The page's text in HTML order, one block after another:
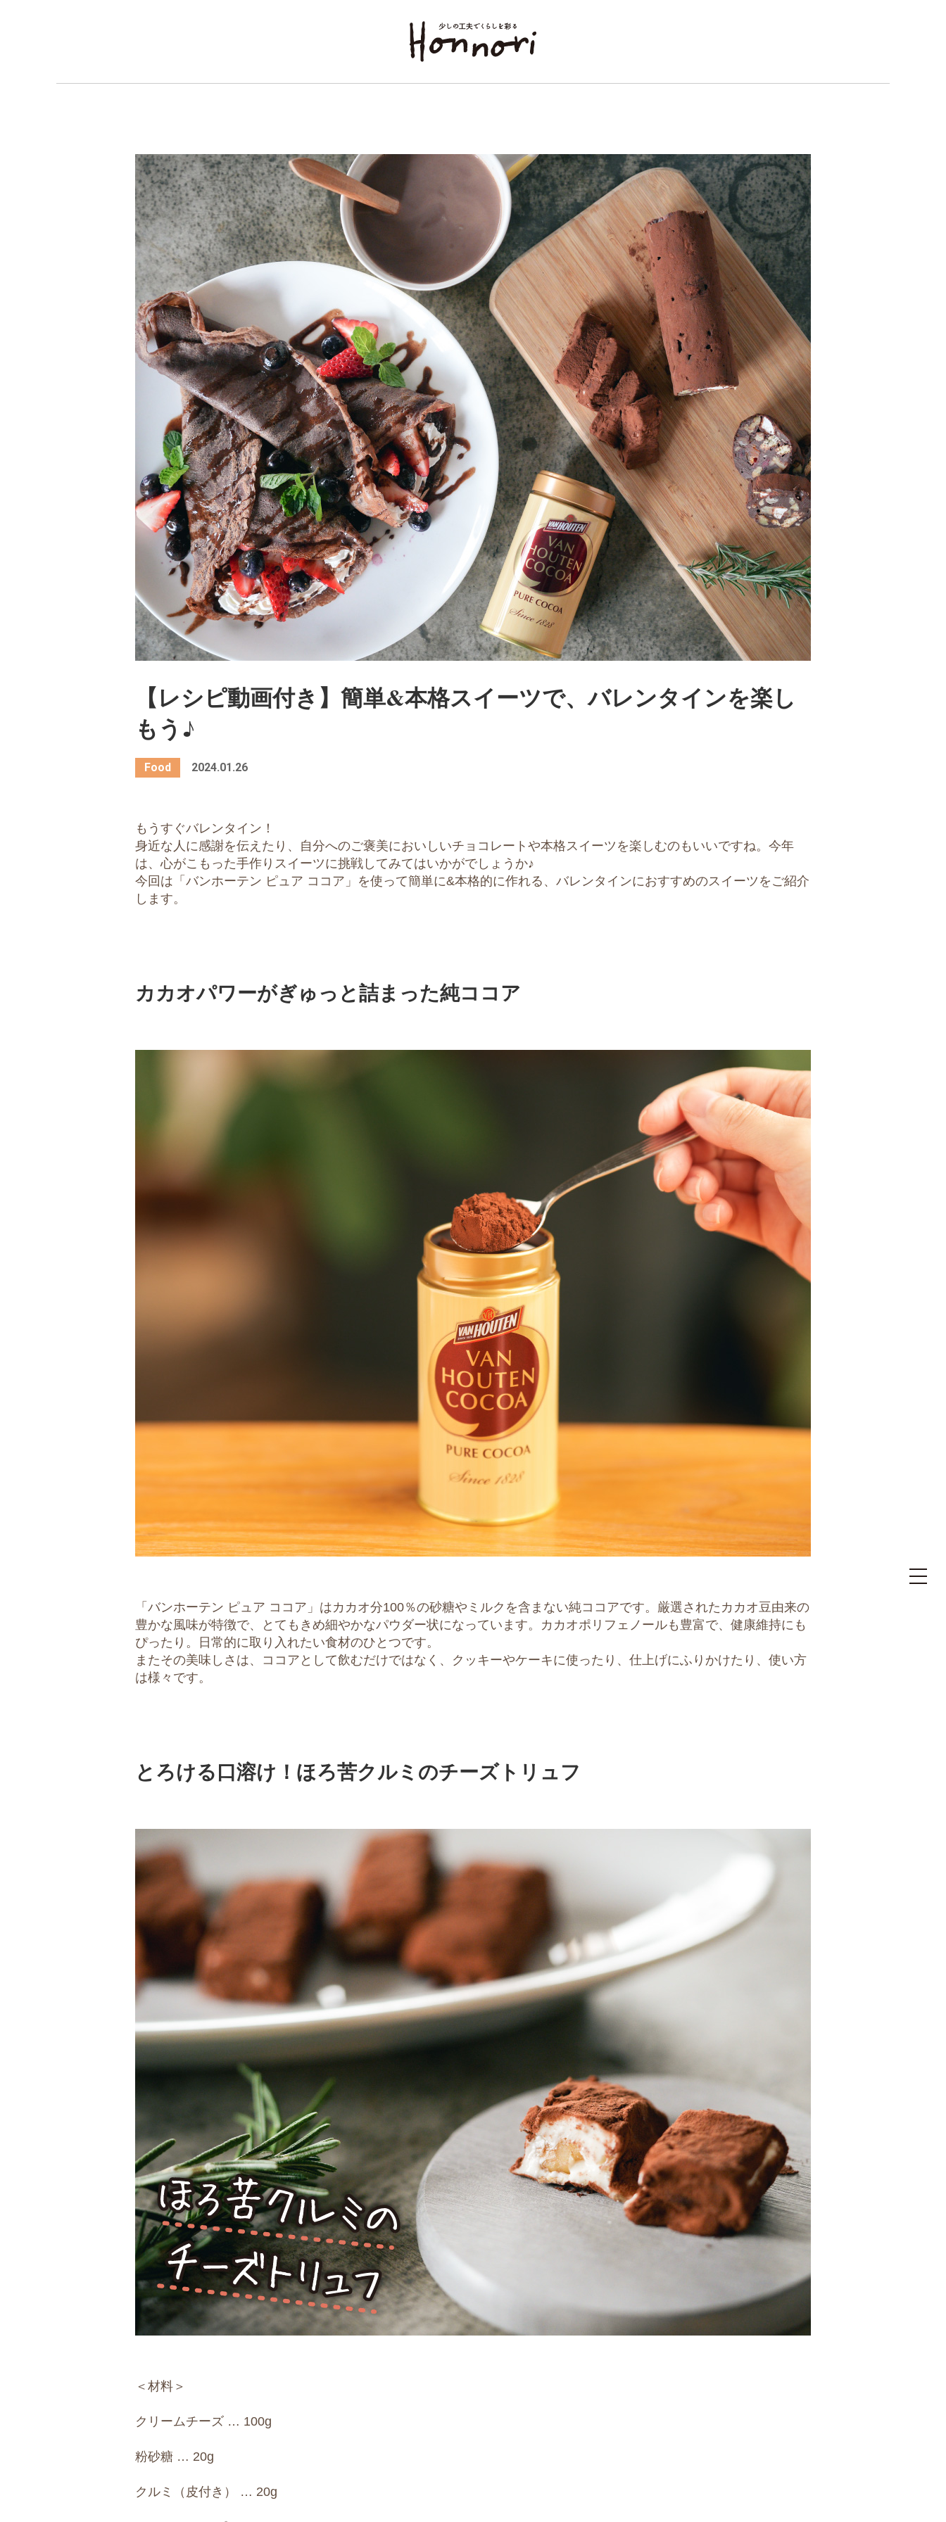
【レシピ動画付き】簡単&本格スイーツで、バレンタインを楽し
もう♪
2024.01.26
もうすぐバレンタイン！
身近な人に感謝を伝えたり、自分へのご褒美においしいチョコレートや本格スイーツを楽しむのもいいですね。今年
は、心がこもった手作りスイーツに挑戦してみてはいかがでしょうか♪
今回は「バンホーテン ピュア ココア」を使って簡単に&本格的に作れる、バレンタインにおすすめのスイーツをご紹介
します。
カカオパワーがぎゅっと詰まった純ココア
「バンホーテン ピュア ココア」はカカオ分100％の砂糖やミルクを含まない純ココアです。厳選されたカカオ豆由来の
豊かな風味が特徴で、とてもきめ細やかなパウダー状になっています。カカオポリフェノールも豊富で、健康維持にも
ぴったり。日常的に取り入れたい食材のひとつです。
またその美味しさは、ココアとして飲むだけではなく、クッキーやケーキに使ったり、仕上げにふりかけたり、使い方
は様々です。
とろける口溶け！ほろ苦クルミのチーズトリュフ
＜材料＞
クリームチーズ … 100g
粉砂糖 … 20g
クルミ（皮付き） … 20g
toggle